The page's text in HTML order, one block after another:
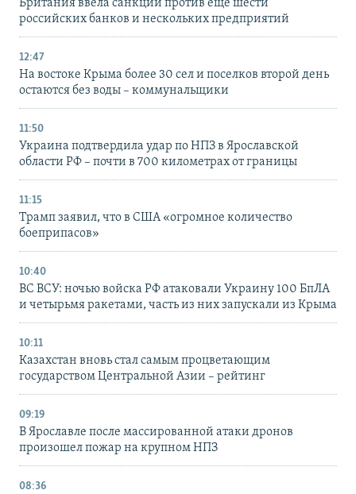
Британия ввела санкции против еще шести
российских банков и нескольких предприятий
12:47
На востоке Крыма более 30 сел и поселков второй день
остаются без воды – коммунальщики
11:50
Украина подтвердила удар по НПЗ в Ярославской
области РФ – почти в 700 километрах от границы
11:15
Трамп заявил, что в США «огромное количество
боеприпасов»
10:40
ВС ВСУ: ночью войска РФ атаковали Украину 100 БпЛА
и четырьмя ракетами, часть из них запускали из Крыма
10:11
Казахстан вновь стал самым процветающим
государством Центральной Азии – рейтинг
09:19
В Ярославле после массированной атаки дронов
произошел пожар на крупном НПЗ
08:36